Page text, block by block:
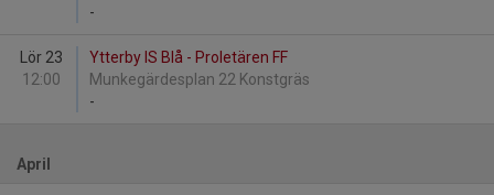
-
Lör 23
12:00
Ytterby IS Blå - Proletären FF
Munkegärdesplan 22 Konstgräs
-
April